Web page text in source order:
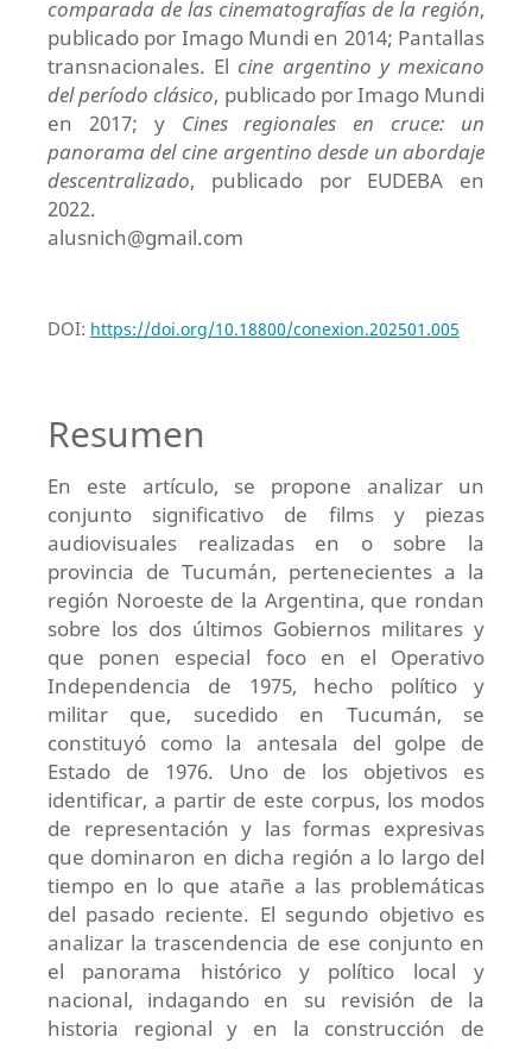
comparada de las cinematografías de la región,
publicado por Imago Mundi en 2014; Pantallas
transnacionales. El cine argentino y mexicano
del período clásico, publicado por Imago Mundi
en 2017; y Cines regionales en cruce: un
panorama del cine argentino desde un abordaje
descentralizado, publicado por EUDEBA en
2022.
alusnich@gmail.com
DOI: https://doi.org/10.18800/conexion.202501.005
Resumen
En este artículo, se propone analizar un
conjunto significativo de films y piezas
audiovisuales realizadas en o sobre la
provincia de Tucumán, pertenecientes a la
región Noroeste de la Argentina, que rondan
sobre los dos últimos Gobiernos militares y
que ponen especial foco en el Operativo
Independencia de 1975, hecho político y
militar que, sucedido en Tucumán, se
constituyó como la antesala del golpe de
Estado de 1976. Uno de los objetivos es
identificar, a partir de este corpus, los modos
de representación y las formas expresivas
que dominaron en dicha región a lo largo del
tiempo en lo que atañe a las problemáticas
del pasado reciente. El segundo objetivo es
analizar la trascendencia de ese conjunto en
el panorama histórico y político local y
nacional, indagando en su revisión de la
historia regional y en la construcción de